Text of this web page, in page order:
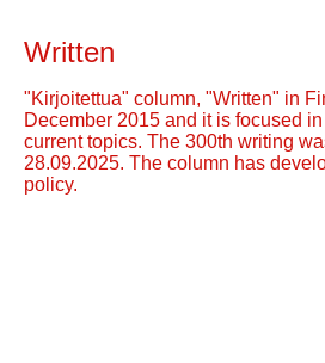
Written
"Kirjoitettua" column, "Written" in
December 2015 and it is focused
current topics. The 300th writing
28.09.2025. The column has
policy.